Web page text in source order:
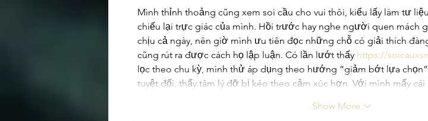
Mình thỉnh thoảng cũng xem soi cầu cho vui thôi, kiểu lấy làm tư
chiếu lại trực giác của mình. Hồi trước hay nghe người quen mách
chịu cả ngày, nên giờ mình ưu tiên đọc những chỗ có giải thích
cũng rút ra được cách họ lập luận. Có lần lướt thấy https://
lọc theo chu kỳ, mình thử áp dụng theo hướng “giảm bớt lựa
tuyệt đối, thấy tâm lý đỡ bị kéo theo cảm xúc hơn. Với mình mấy
Show More